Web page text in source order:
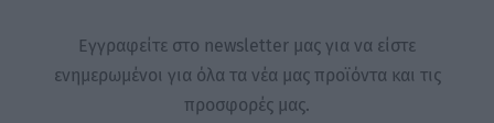
Εγγραφείτε στο newsletter μας για να είστε
ενημερωμένοι για όλα τα νέα μας προϊόντα και τις
προσφορές μας.